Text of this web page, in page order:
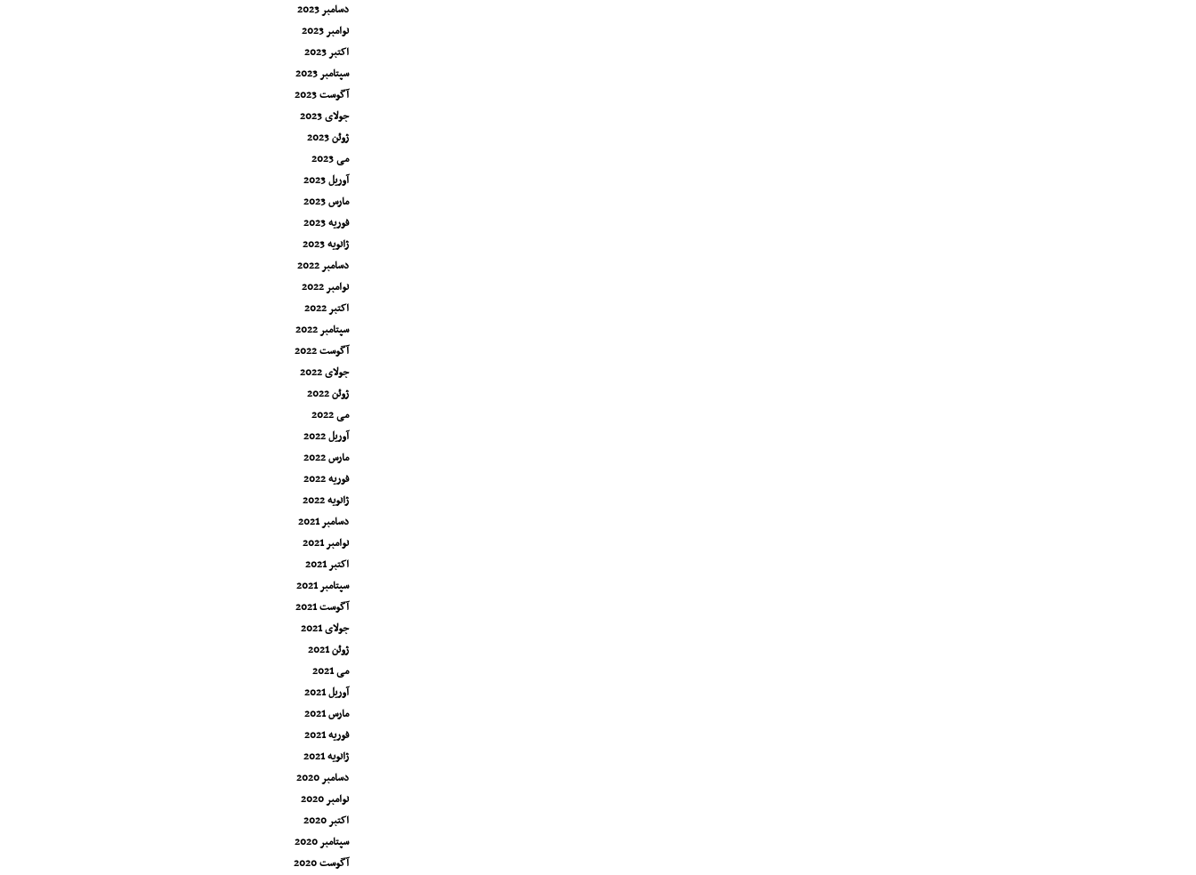
دسامبر 2023
نوامبر 2023
اکتبر 2023
سپتامبر 2023
آگوست 2023
جولای 2023
ژوئن 2023
می 2023
آوریل 2023
مارس 2023
فوریه 2023
ژانویه 2023
دسامبر 2022
نوامبر 2022
اکتبر 2022
سپتامبر 2022
آگوست 2022
جولای 2022
ژوئن 2022
می 2022
آوریل 2022
مارس 2022
فوریه 2022
ژانویه 2022
دسامبر 2021
نوامبر 2021
اکتبر 2021
سپتامبر 2021
آگوست 2021
جولای 2021
ژوئن 2021
می 2021
آوریل 2021
مارس 2021
فوریه 2021
ژانویه 2021
دسامبر 2020
نوامبر 2020
اکتبر 2020
سپتامبر 2020
آگوست 2020